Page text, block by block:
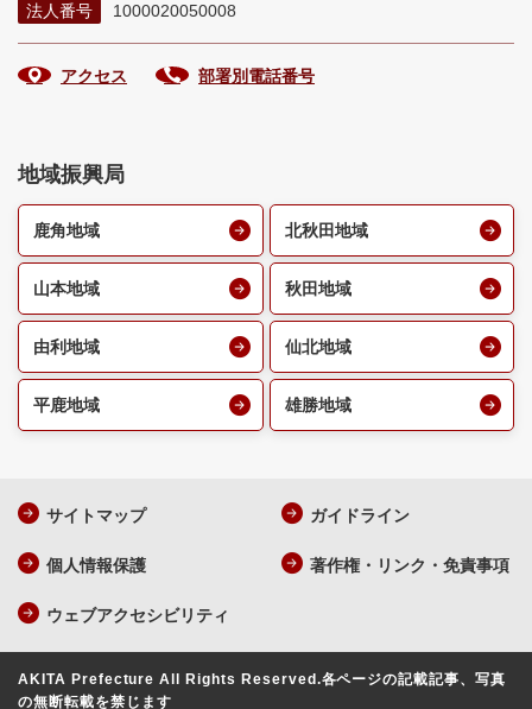
法人番号
1000020050008
アクセス 部署別電話番号
地域振興局
鹿角地域 北秋田地域
山本地域 秋田地域
由利地域 仙北地域
平鹿地域 雄勝地域
サイトマップ ガイドライン
個人情報保護 著作権・リンク・免責事項
ウェブアクセシビリティ
AKITA Prefecture All Rights Reserved.各ページの記載記事、写真
の無断転載を禁じます